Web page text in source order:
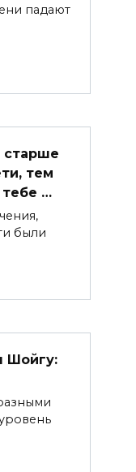
падают
старше
тем
…
были
Шойгу: